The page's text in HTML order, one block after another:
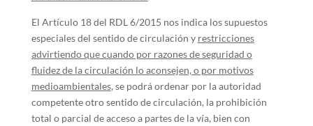
El Artículo 18 del RDL 6/2015 nos indica los supuestos
especiales del sentido de circulación y restricciones
advirtiendo que cuando por razones de seguridad o
fluidez de la circulación lo aconsejen, o por motivos
medioambientales, se podrá ordenar por la autoridad
competente otro sentido de circulación, la prohibición
total o parcial de acceso a partes de la vía, bien con